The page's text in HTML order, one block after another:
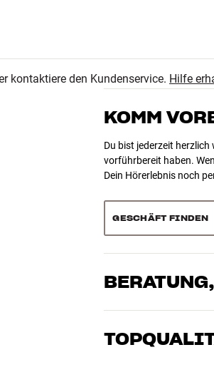
kontaktiere den Kundenservice. Hilfe
KOMM
Du bist jederzeit
vorführbereit haben.
Dein Hörerlebnis noch
GESCHÄFT FINDEN
Unsere Mitarbeiter sind
gemeinsam die Lösung,